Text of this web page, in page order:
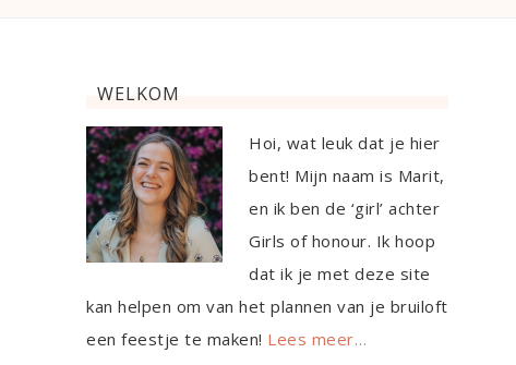
WELKOM
Hoi, wat leuk dat je hier
bent! Mijn naam is Marit,
en ik ben de ‘girl’ achter
Girls of honour. Ik hoop
dat ik je met deze site
kan helpen om van het plannen van je bruiloft
een feestje te maken! Lees meer…